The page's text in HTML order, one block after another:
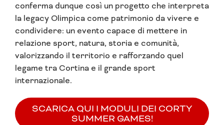
conferma dunque così un progetto che interpreta
la legacy Olimpica come patrimonio da vivere e
condividere: un evento capace di mettere in
relazione sport, natura, storia e comunità,
valorizzando il territorio e rafforzando quel
legame tra Cortina e il grande sport
internazionale.
SCARICA QUI I MODULI DEI CORTY
SUMMER GAMES!